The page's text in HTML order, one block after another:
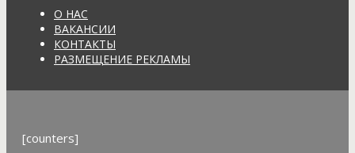
О НАС
ВАКАНСИИ
КОНТАКТЫ
РАЗМЕЩЕНИЕ РЕКЛАМЫ
[counters]